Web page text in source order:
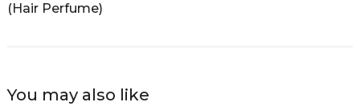
(Hair Perfume)
You may also like